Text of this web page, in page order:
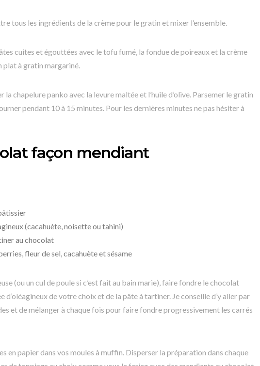
tous les ingrédients de la crème pour le gratin et mixer l’ensemble.
cuites et égouttées avec le tofu fumé, la fondue de poireaux et la crème
plat à gratin margariné.
la chapelure panko avec la levure maltée et l’huile d’olive. Parsemer le gratin
pendant 10 à 15 minutes. Pour les dernières minutes ne pas hésiter à
façon mendiant
(cacahuète, noisette ou tahini)
au chocolat
fleur de sel, cacahuète et sésame
(ou un cul de poule si c’est fait au bain marie), faire fondre le chocolat
d’oléagineux de votre choix et de la pâte à tartiner. Je conseille d’y aller par
et de mélanger à chaque fois pour faire fondre progressivement les carrés
en papier dans vos moules à muffin. Disperser la préparation dans chaque